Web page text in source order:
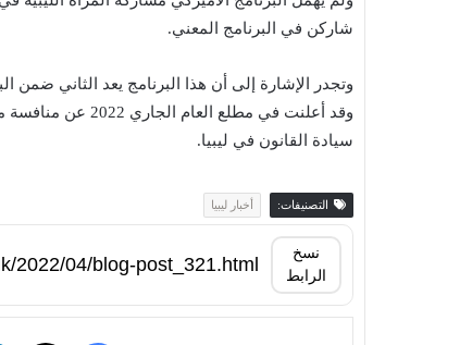
شاركن في البرنامج المعني.
وتجدر الإشارة إلى أن هذا البرنامج يعد الثاني ضمن
وقد أعلنت في
سيادة القانون في ليبيا.
التصنيفات: أخبار ليبيا
نسخ
الرابط